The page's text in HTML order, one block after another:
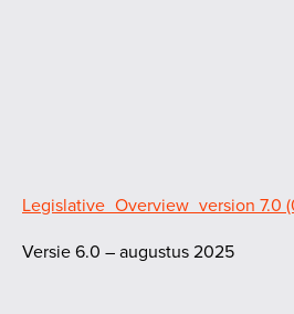
Legislative_Overview_version 7.0
Versie 6.0 – augustus 2025